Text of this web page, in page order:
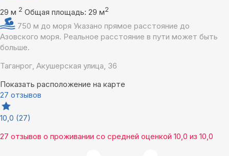
29 м 2 Общая площадь: 29 м2
750 м до моря Указано прямое расстояние до
Азовского моря. Реальное расстояние в пути может быть
больше.
Таганрог, Акушерская улица, 36
Показать расположение на карте
27 отзывов
10,0 (27)
27 отзывов о проживании со средней оценкой 10,0 из 10,0